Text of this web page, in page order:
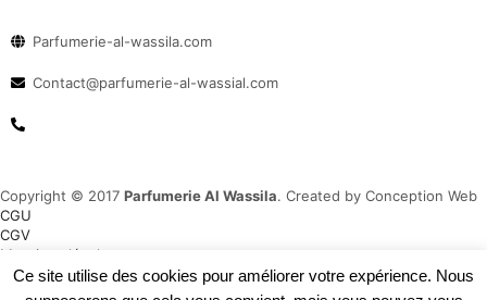
Parfumerie-al-wassila.com
Contact@parfumerie-al-wassial.com
Copyright © 2017 Parfumerie Al Wassila. Created by Conception Web
CGU
CGV
Mentions légale
Plan du site
Ce site utilise des cookies pour améliorer votre expérience. Nous